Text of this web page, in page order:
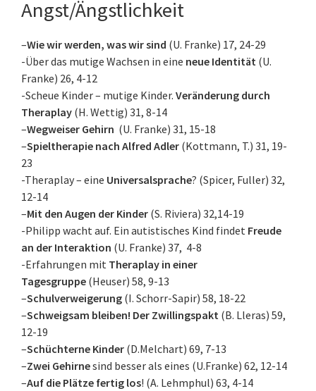
Angst/Ängstlichkeit
–Wie wir werden, was wir sind (U. Franke) 17, 24-29
-Über das mutige Wachsen in eine neue Identität (U.
Franke) 26, 4-12
-Scheue Kinder – mutige Kinder. Veränderung durch
Theraplay (H. Wettig) 31, 8-14
–Wegweiser Gehirn (U. Franke) 31, 15-18
–Spieltherapie nach Alfred Adler (Kottmann, T.) 31, 19-
23
-Theraplay – eine Universalsprache? (Spicer, Fuller) 32,
12-14
–Mit den Augen der Kinder (S. Riviera) 32,14-19
-Philipp wacht auf. Ein autistisches Kind findet Freude
an der Interaktion (U. Franke) 37, 4-8
-Erfahrungen mit Theraplay in einer
Tagesgruppe (Heuser) 58, 9-13
–Schulverweigerung (I. Schorr-Sapir) 58, 18-22
–Schweigsam bleiben! Der Zwillingspakt (B. Lleras) 59,
12-19
–Schüchterne Kinder (D.Melchart) 69, 7-13
–Zwei Gehirnesind besser als eines (U.Franke) 62, 12-14
–Auf die Plätze fertig los! (A. Lehmphul) 63, 4-14